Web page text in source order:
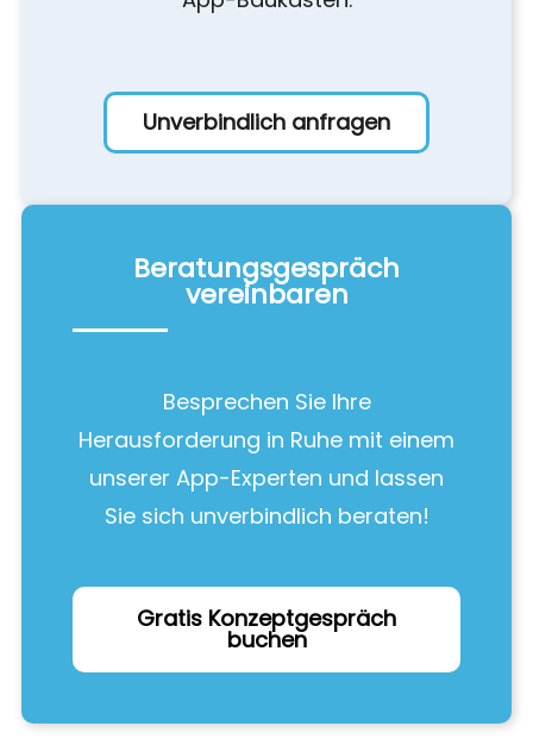
Unverbindlich anfragen
Beratungsgespräch
vereinbaren
Besprechen Sie Ihre
Herausforderung in Ruhe mit einem
unserer App-Experten und lassen
Sie sich unverbindlich beraten!
Gratis Konzeptgespräch
buchen